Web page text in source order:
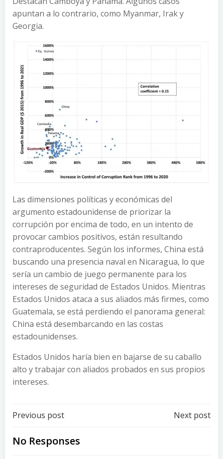
apuntan a lo contrario, como Myanmar, Irak y
Georgia.
Las dimensiones políticas y económicas del
argumento estadounidense de priorizar la
corrupción por encima de todo, en un intento de
provocar cambios positivos, están resultando
contraproducentes. Según los informes, China está
buscando una presencia naval en Nicaragua, lo que
sería un cambio de juego permanente para los
intereses de seguridad de Estados Unidos. Mientras
Estados Unidos ataca a sus aliados más firmes, como
Guatemala, se está perdiendo el panorama general:
China está desembarcando en las costas
estadounidenses.
Estados Unidos haría bien en bajarse de su caballo
alto y trabajar con aliados probados en sus propios
intereses.
Post
navigation
Previous post Next post
No Responses